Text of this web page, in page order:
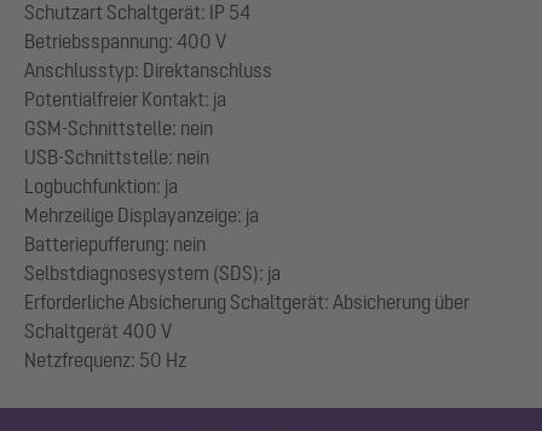
Schutzart Schaltgerät: IP 54
Betriebsspannung: 400 V
Anschlusstyp: Direktanschluss
Potentialfreier Kontakt: ja
GSM-Schnittstelle: nein
USB-Schnittstelle: nein
Logbuchfunktion: ja
Mehrzeilige Displayanzeige: ja
Batteriepufferung: nein
Selbstdiagnosesystem (SDS): ja
Erforderliche Absicherung Schaltgerät: Absicherung über
Schaltgerät 400 V